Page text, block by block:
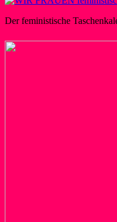
Der feministische